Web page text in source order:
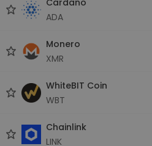
ADA
Monero
XMR
WhiteBIT Coin
WBT
Chainlink
LINK